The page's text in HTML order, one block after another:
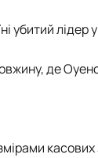
лідер
де
касових